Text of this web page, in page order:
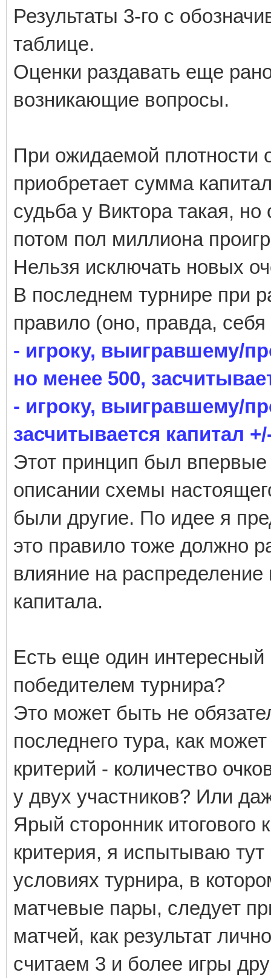
Результаты 3-го с
таблице.
Оценки раздавать еще
возникающие вопросы.
При ожидаемой плотности
приобретает сумма
судьба у Виктора такая,
потом пол миллиона
Нельзя исключать новых
В последнем турнире при
правило (оно, правда,
- игроку, выигравшему/
но менее 500,
- игроку, выигравшему/
засчитывается капитал
Этот принцип был
описании схемы
были другие. По идее я
это правило тоже должно
влияние на
капитала.
Есть еще один интересный
победителем турнира?
Это может быть не
последнего тура, как
критерий - количество
у двух участников? Или
Ярый сторонник итогового
критерия, я испытываю
условиях турнира, в
матчевые пары, следует
матчей, как результат
считаем 3 и более игры